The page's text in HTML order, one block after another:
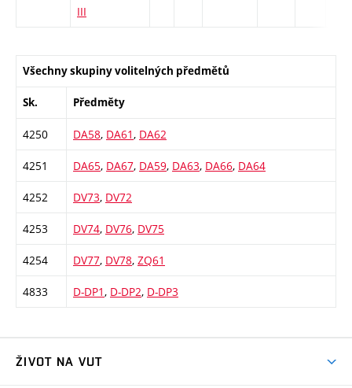
III
Všechny skupiny volitelných předmětů
Sk. Předměty
4250 DA58, DA61 , DA62
4251 DA65, DA67, DA59, DA63, DA66, DA64
4252 DV73, DV72
4253 DV74, DV76, DV75
4254 DV77, DV78, ZQ61
4833 D-DP1 , D-DP2, D-DP3
ŽIVOT NA VUT